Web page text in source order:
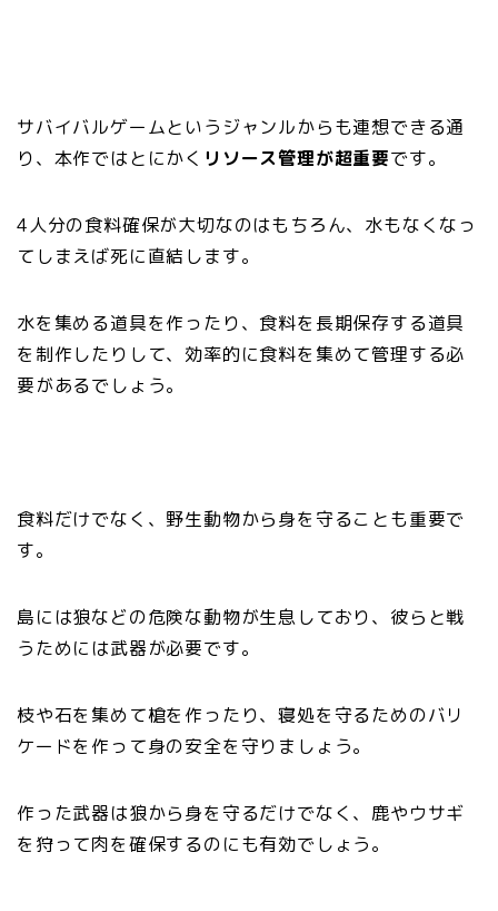
サバイバルゲームというジャンルからも連想できる通
り、本作ではとにかく リソース管理が超重要です。
4人分の食料確保が大切なのはもちろん、水もなくなっ
てしまえば死に直結します。
水を集める道具を作ったり、食料を長期保存する道具
を制作したりして、効率的に食料を集めて管理する必
要があるでしょう。
食料だけでなく、野生動物から身を守ることも重要で
す。
島には狼などの危険な動物が生息しており、彼らと戦
うためには武器が必要です。
枝や石を集めて槍を作ったり、寝処を守るためのバリ
ケードを作って身の安全を守りましょう。
作った武器は狼から身を守るだけでなく、鹿やウサギ
を狩って肉を確保するのにも有効でしょう。